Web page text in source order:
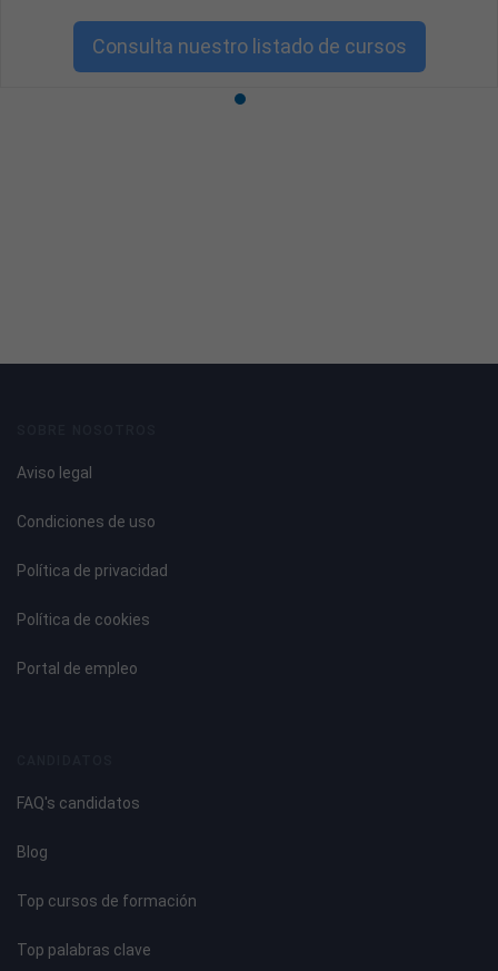
Consulta nuestro listado de cursos
Aviso legal
Condiciones de uso
Política de privacidad
Política de cookies
Portal de empleo
FAQ's candidatos
Blog
Top cursos de formación
Top palabras clave